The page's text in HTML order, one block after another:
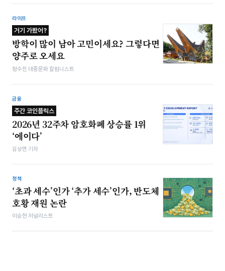
라이프
거기 가봤어?
방학이 많이 남아 고민이세요? 그렇다면
양주로 오세요
정수진 대중문화 칼럼니스트
금융
주간 코인플릭스
2026년 32주차 암호화폐 상승률 1위
‘에이다’
김상연 기자
정책
‘초과 세수’인가 ‘추가 세수’인가, 반도체
호황 재원 논란
이승현 저널리스트